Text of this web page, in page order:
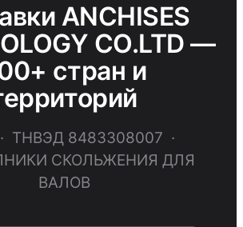
ANCHISES
CO.LTD —
стран и
ТНВЭД 8483308007 ·
СКОЛЬЖЕНИЯ ДЛЯ
ВАЛОВ